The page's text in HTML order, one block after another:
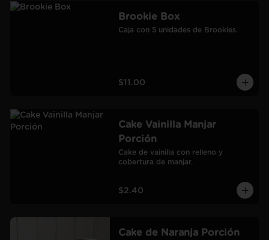
Brookie Box
Caja con 5 unidades de Brookies.
$11.00
Cake Vainilla Manjar
Porción
Cake de vainilla con relleno y
cobertura de manjar.
$2.40
Cake de Naranja Porción